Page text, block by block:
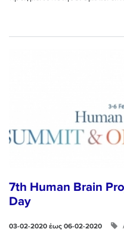
7th Human Brain
Day
03-02-2020 έως 06-02-2020